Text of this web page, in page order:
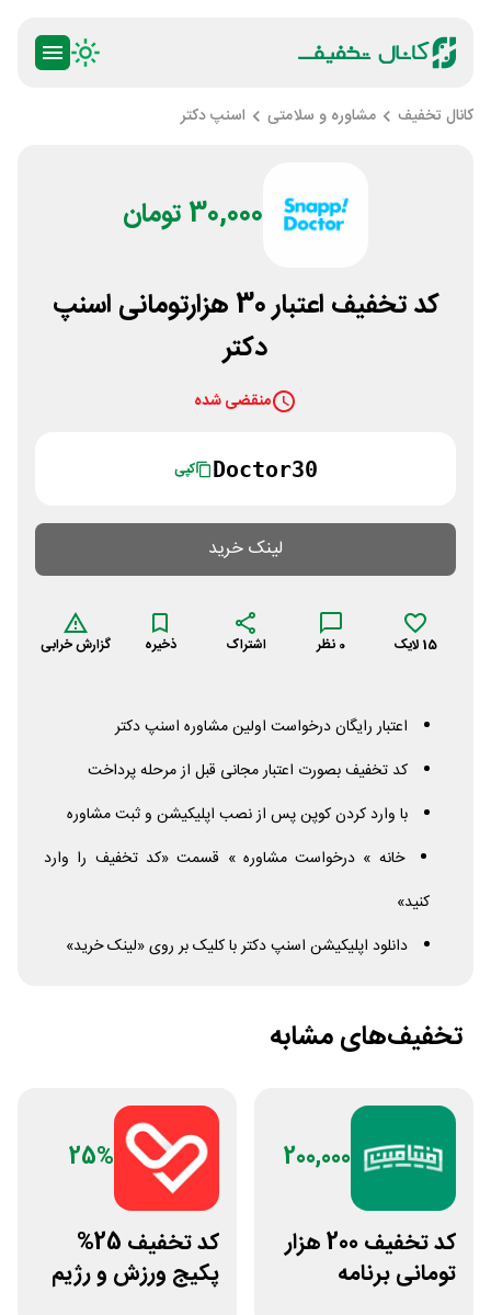
کانال تخفیف مشاوره و سلامتی اسنپ دکتر
30,000 تومان
کد تخفیف اعتبار 30 هزارتومانی اسنپ
دکتر
منقضی شده
Doctor30 کپی
لینک خرید
15 لایک 0 نظر اشتراک ذخیره گزارش خرابی
اعتبار رایگان درخواست اولین مشاوره اسنپ دکتر
کد تخفیف بصورت اعتبار مجانی قبل از مرحله پرداخت
با وارد کردن کوپن پس از نصب اپلیکیشن و ثبت مشاوره
خانه » درخواست مشاوره » قسمت «کد تخفیف را وارد
کنید»
دانلود اپلیکیشن اسنپ دکتر با کلیک بر روی «لینک خرید»
تخفیف‌های مشابه
200,000
کد تخفیف 200 هزار
تومانی برنامه
25%
کد تخفیف 25%
پکیج ورزش و رژیم